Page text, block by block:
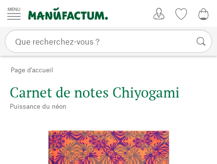
Passer au contenu
Page d'accueil
Carnet de notes Chiyogami
Puissance du néon